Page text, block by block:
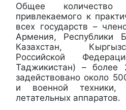
Общее количество
привлекаемого к
всех государств –
Армения, Республики
Казахстан,
Российской
Таджикистан) – более
задействовано около
и военной
летательных аппаратов.